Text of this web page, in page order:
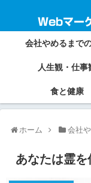
Webマー
会社やめるまで
人生観・仕事
食と健康
ホーム 会社
あなたは霊を